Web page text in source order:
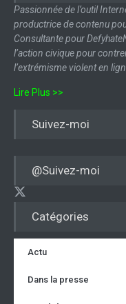
Catégories
Actu
Dans la presse
Passionnée de l’outil
productrice de contenu
Consultante pour
l’action civique pour
l’extrémisme violent en
Lire Plus >>
Suivez-moi
@Suivez-moi